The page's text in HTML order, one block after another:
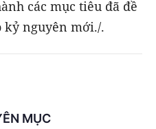
các mục tiêu đã đề
kỷ nguyên mới./.
MỤC